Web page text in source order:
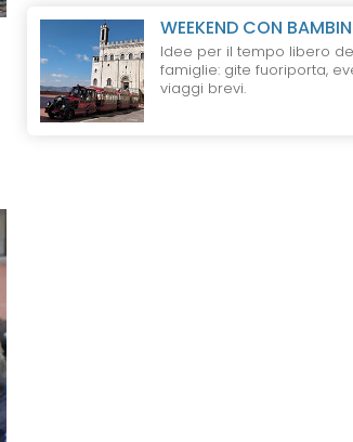
WEEKEND CON
Idee per il tempo libero
famiglie: gite fuoriporta,
viaggi brevi.